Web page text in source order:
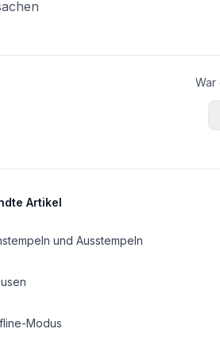
War
Artikel
und Ausstempeln
Modus